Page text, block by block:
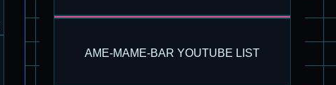
AME-MAME-BAR YOUTUBE LIST